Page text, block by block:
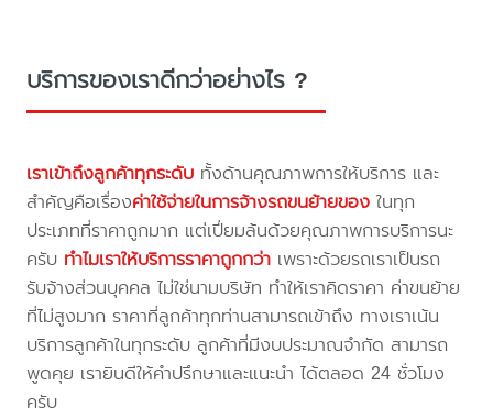
บริการของเราดีกว่าอย่างไร ?
เราเข้าถึงลูกค้าทุกระดับ ทั้งด้านคุณภาพการให้บริการ และ
สำคัญคือเรื่องค่าใช้จ่ายในการจ้างรถขนย้ายของ ในทุก
ประเภทที่ราคาถูกมาก แต่เปี่ยมล้นด้วยคุณภาพการบริการนะ
ครับ ทำไมเราให้บริการราคาถูกกว่า เพราะด้วยรถเราเป็นรถ
รับจ้างส่วนบุคคล ไม่ใช่นามบริษัท ทำให้เราคิดราคา ค่าขนย้าย
ที่ไม่สูงมาก ราคาที่ลูกค้าทุกท่านสามารถเข้าถึง ทางเราเน้น
บริการลูกค้าในทุกระดับ ลูกค้าที่มีงบประมาณจำกัด สามารถ
พูดคุย เรายินดีให้คำปรึกษาและแนะนำ ได้ตลอด 24 ชั่วโมง
ครับ